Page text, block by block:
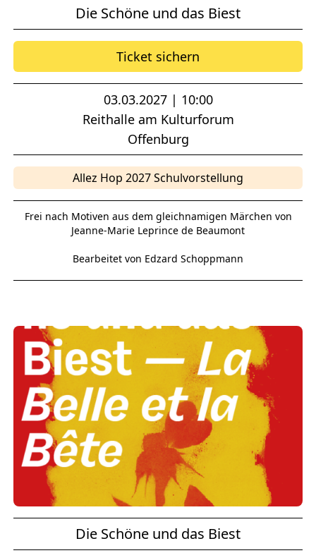
Die Schöne und das Biest
Ticket sichern
03.03.2027 | 10:00
Reithalle am Kulturforum
Offenburg
Allez Hop 2027 Schulvorstellung
Frei nach Motiven aus dem gleichnamigen Märchen von
Jeanne-Marie Leprince de Beaumont
Bearbeitet von Edzard Schoppmann
Die Schöne und das Biest